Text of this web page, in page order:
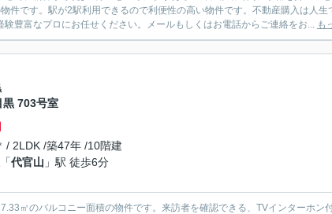
件です。駅が2駅利用できるので利便性の高い物件です。不動産購入は人生
豊富なプロにお任せください。メールもしくはお電話からご連絡をお... も
黒 703号室
/ 2LDK /築47年 /10階建
「代官山 」駅 徒歩6分
㎡のバルコニー面積の物件です。来訪者を確認できる、TVインターホン